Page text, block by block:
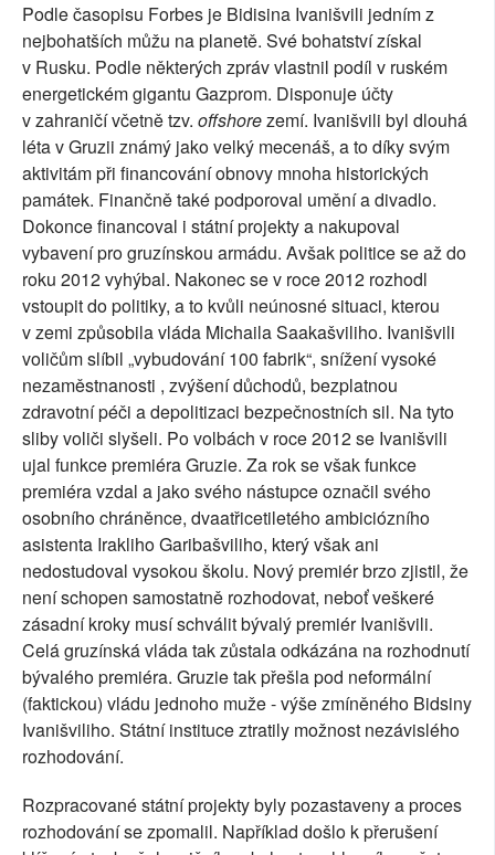
Podle časopisu Forbes je Bidisina Ivanišvili jedním z
nejbohatších můžu na planetě. Své bohatství získal
v Rusku. Podle některých zpráv vlastnil podíl v ruském
energetickém gigantu Gazprom. Disponuje účty
v zahraničí včetně tzv. offshorezemí. Ivanišvili byl dlouhá
léta v Gruzii známý jako velký mecenáš, a to díky svým
aktivitám při financování obnovy mnoha historických
památek. Finančně také podporoval umění a divadlo.
Dokonce financoval i státní projekty a nakupoval
vybavení pro gruzínskou armádu. Avšak politice se až do
roku 2012 vyhýbal. Nakonec se v roce 2012 rozhodl
vstoupit do politiky, a to kvůli neúnosné situaci, kterou
v zemi způsobila vláda Michaila Saakašviliho. Ivanišvili
voličům slíbil „vybudování 100 fabrik“, snížení vysoké
nezaměstnanosti , zvýšení důchodů, bezplatnou
zdravotní péči a depolitizaci bezpečnostních sil. Na tyto
sliby voliči slyšeli. Po volbách v roce 2012 se Ivanišvili
ujal funkce premiéra Gruzie. Za rok se však funkce
premiéra vzdal a jako svého nástupce označil svého
osobního chráněnce, dvaatřicetiletého ambiciózního
asistenta Irakliho Garibašviliho, který však ani
nedostudoval vysokou školu. Nový premiér brzo zjistil, že
není schopen samostatně rozhodovat, neboť veškeré
zásadní kroky musí schválit bývalý premiér Ivanišvili.
Celá gruzínská vláda tak zůstala odkázána na rozhodnutí
bývalého premiéra. Gruzie tak přešla pod neformální
(faktickou) vládu jednoho muže - výše zmíněného Bidsiny
Ivanišviliho. Státní instituce ztratily možnost nezávislého
rozhodování.
Rozpracované státní projekty byly pozastaveny a proces
rozhodování se zpomalil. Například došlo k přerušení